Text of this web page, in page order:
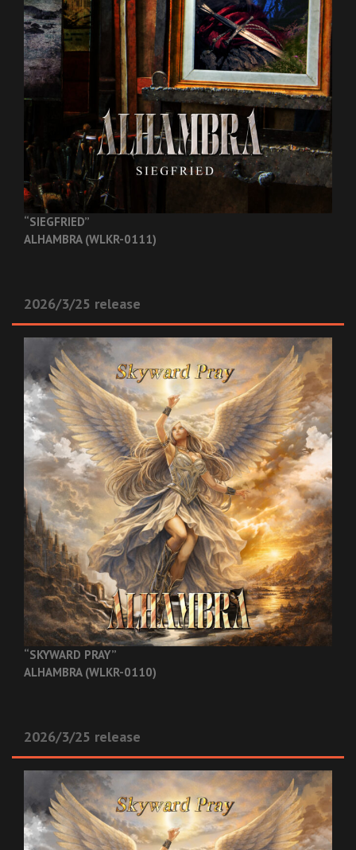
“SIEGFRIED”
ALHAMBRA (WLKR-0111)
2026/3/25 release
“SKYWARD PRAY”
ALHAMBRA (WLKR-0110)
2026/3/25 release